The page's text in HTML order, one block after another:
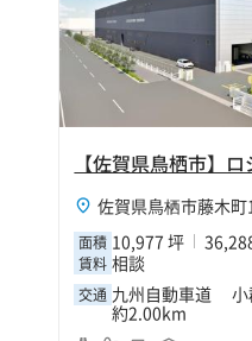
佐賀県鳥栖市藤木町
面積 10,977 坪
賃料 相談
交通 九州自動車道 小
約2.00km